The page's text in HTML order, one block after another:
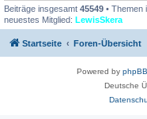
Beiträge insgesamt 45549 • Themen
neuestes Mitglied: LewisSkera
Startseite Foren-Übersicht
Powered by phpBB
Deutsche